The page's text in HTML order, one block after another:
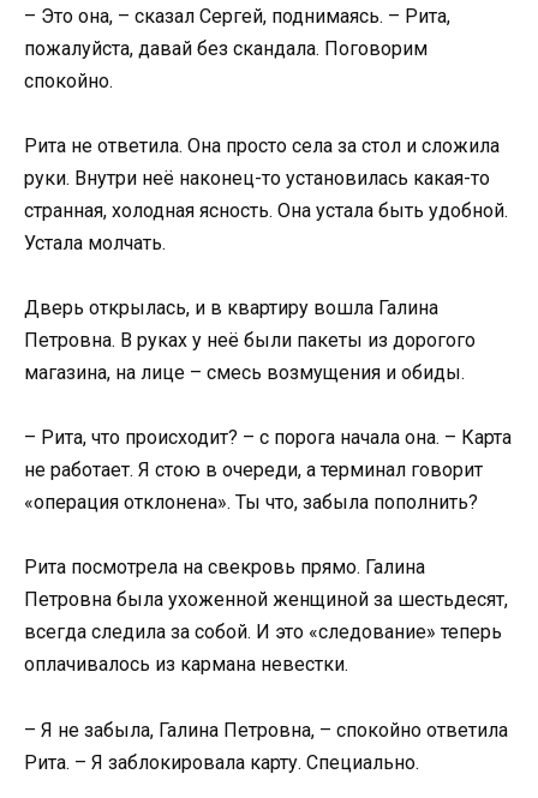
– Это она, – сказал Сергей, поднимаясь. – Рита,
пожалуйста, давай без скандала. Поговорим
спокойно.
Рита не ответила. Она просто села за стол и сложила
руки. Внутри неё наконец-то установилась какая-то
странная, холодная ясность. Она устала быть удобной.
Устала молчать.
Дверь открылась, и в квартиру вошла Галина
Петровна. В руках у неё были пакеты из дорогого
магазина, на лице – смесь возмущения и обиды.
– Рита, что происходит? – с порога начала она. – Карта
не работает. Я стою в очереди, а терминал говорит
«операция отклонена». Ты что, забыла пополнить?
Рита посмотрела на свекровь прямо. Галина
Петровна была ухоженной женщиной за шестьдесят,
всегда следила за собой. И это «следование» теперь
оплачивалось из кармана невестки.
– Я не забыла, Галина Петровна, – спокойно ответила
Рита. – Я заблокировала карту. Специально.